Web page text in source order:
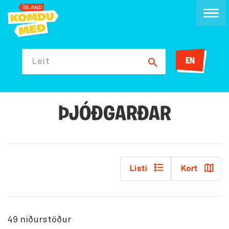
Leit EN
ÞJÓÐGARÐAR
Listi Kort
49 niðurstöður